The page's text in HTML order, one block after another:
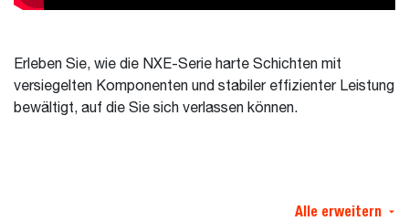
Erleben Sie, wie die NXE-Serie harte Schichten mit
versiegelten Komponenten und stabiler effizienter Leistung
bewältigt, auf die Sie sich verlassen können.
Alle erweitern